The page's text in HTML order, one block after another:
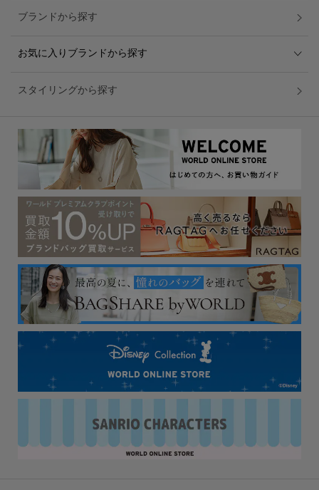
ブランドから探す
お気に入りブランドから探す
スタイリングから探す